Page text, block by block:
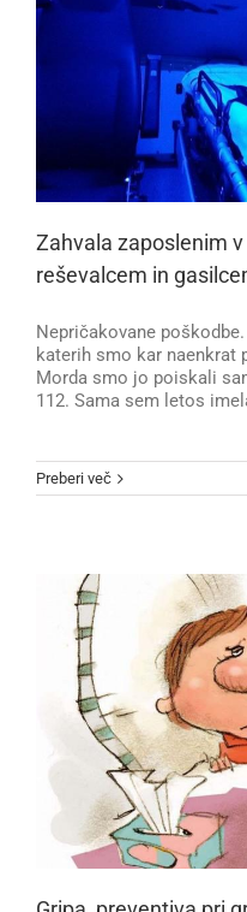
Zahvala zaposlenim
reševalcem in
Nepričakovane
katerih smo kar naenkrat
Morda smo jo poiskali
112. Sama sem letos
Preberi več